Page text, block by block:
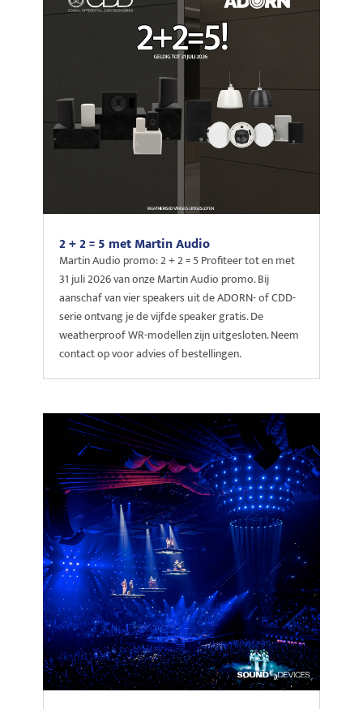
2 + 2 = 5 met Martin Audio
Martin Audio promo: 2 + 2 = 5 Profiteer tot en met
31 juli 2026 van onze Martin Audio promo. Bij
aanschaf van vier speakers uit de ADORN- of CDD-
serie ontvang je de vijfde speaker gratis. De
weatherproof WR-modellen zijn uitgesloten. Neem
contact op voor advies of bestellingen.